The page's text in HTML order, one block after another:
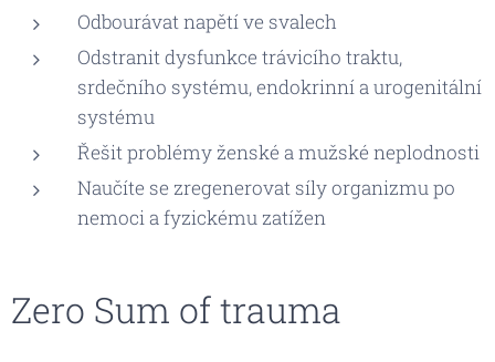
Odbourávat napětí ve svalech
Odstranit dysfunkce trávicího traktu,
srdečního systému, endokrinní a urogenitální
systému
Řešit problémy ženské a mužské neplodnosti
Naučíte se zregenerovat síly organizmu po
nemoci a fyzickému zatížen
Zero Sum of trauma